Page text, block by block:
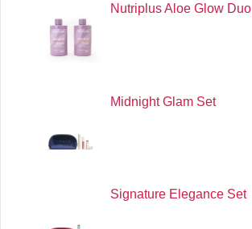
Nutriplus Aloe Glow Duo
Midnight Glam Set
Signature Elegance Set